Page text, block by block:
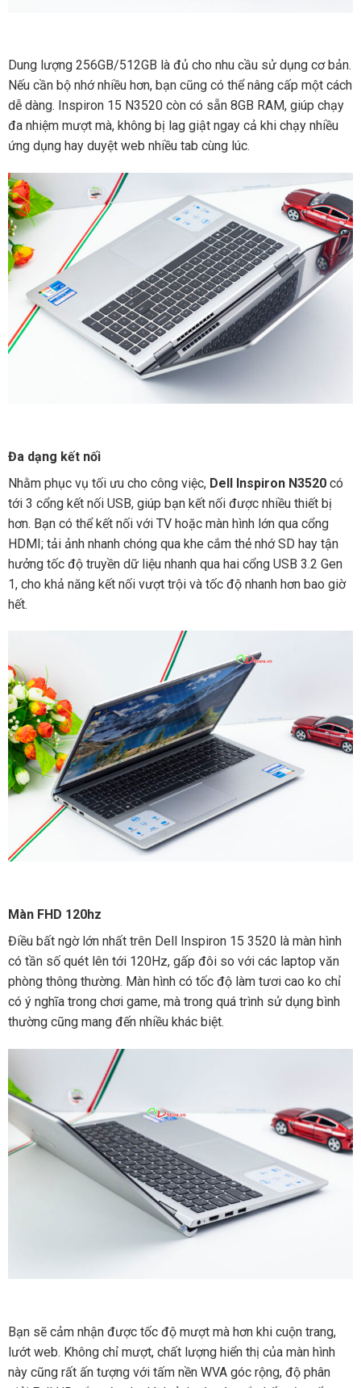
Dung lượng 256GB/512GB là đủ cho nhu cầu sử dụng cơ bản.
Nếu cần bộ nhớ nhiều hơn, bạn cũng có thể nâng cấp một cách
dễ dàng. Inspiron 15 N3520 còn có sẵn 8GB RAM, giúp chạy
đa nhiệm mượt mà, không bị lag giật ngay cả khi chạy nhiều
ứng dụng hay duyệt web nhiều tab cùng lúc.
Đa dạng kết nối
Nhằm phục vụ tối ưu cho công việc, Dell Inspiron N3520có
tới 3 cổng kết nối USB, giúp bạn kết nối được nhiều thiết bị
hơn. Bạn có thể kết nối với TV hoặc màn hình lớn qua cổng
HDMI; tải ảnh nhanh chóng qua khe cắm thẻ nhớ SD hay tận
hưởng tốc độ truyền dữ liệu nhanh qua hai cổng USB 3.2 Gen
1, cho khả năng kết nối vượt trội và tốc độ nhanh hơn bao giờ
hết.
Màn FHD 120hz
Điều bất ngờ lớn nhất trên Dell Inspiron 15 3520 là màn hình
có tần số quét lên tới 120Hz, gấp đôi so với các laptop văn
phòng thông thường. Màn hình có tốc độ làm tươi cao ko chỉ
có ý nghĩa trong chơi game, mà trong quá trình sử dụng bình
thường cũng mang đến nhiều khác biệt.
Bạn sẽ cảm nhận được tốc độ mượt mà hơn khi cuộn trang,
lướt web. Không chỉ mượt, chất lượng hiển thị của màn hình
này cũng rất ấn tượng với tấm nền WVA góc rộng, độ phân